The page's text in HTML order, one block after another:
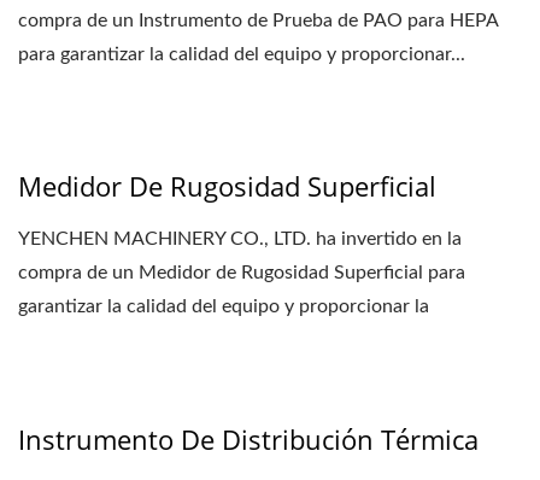
compra de un Instrumento de Prueba de PAO para HEPA
para garantizar la calidad del equipo y proporcionar...
Medidor De Rugosidad Superficial
YENCHEN MACHINERY CO., LTD. ha invertido en la
compra de un Medidor de Rugosidad Superficial para
garantizar la calidad del equipo y proporcionar la
Instrumento De Distribución Térmica